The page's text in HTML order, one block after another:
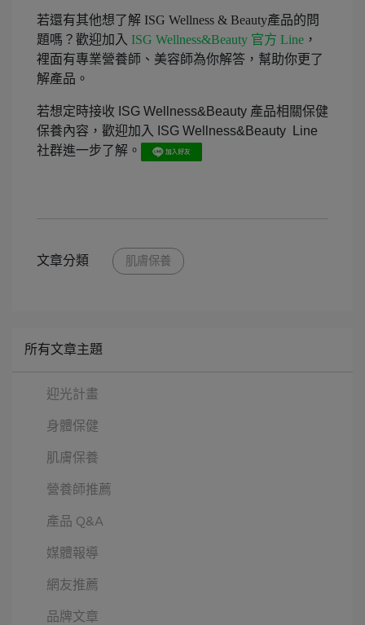
若還有其他想了解 ISG Wellness & Beauty產品的問
題嗎？歡迎加入 ISG Wellness&Beauty 官方 Line ，
裡面有專業營養師、美容師為你解答，幫助你更了
解產品。
若想定時接收 ISG Wellness&Beauty 產品相關保健
保養內容，歡迎加入 ISG Wellness&Beauty Line
社群進一步了解。
文章分類 肌膚保養
所有文章主題
迎光計畫
身體保健
肌膚保養
營養師推薦
產品 Q&A
媒體報導
網友推薦
品牌文章